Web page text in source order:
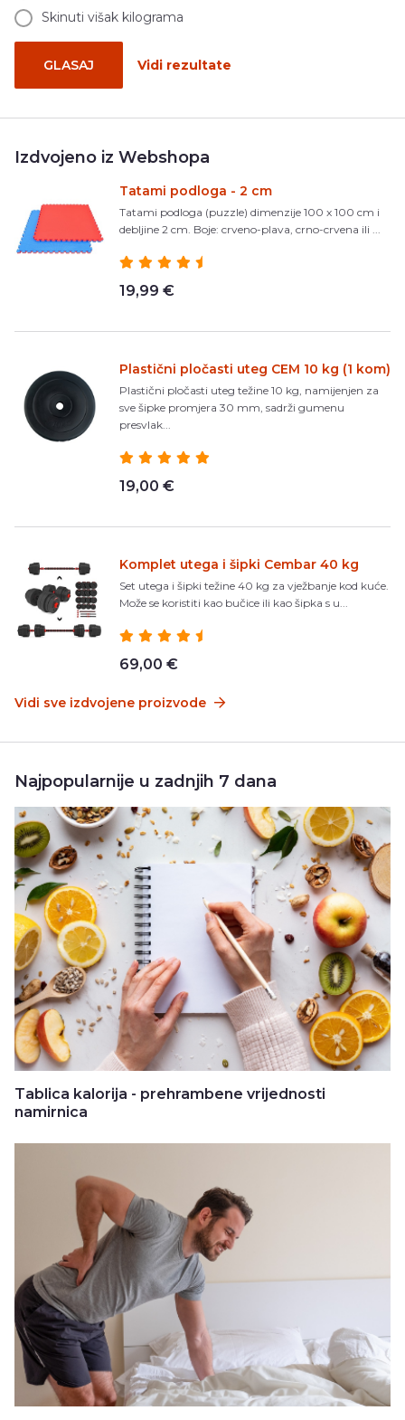
Skinuti višak kilograma
GLASAJ Vidi rezultate
Izdvojeno iz Webshopa
Tatami podloga - 2 cm
Tatami podloga (puzzle) dimenzije 100 x 100 cm i
debljine 2 cm. Boje: crveno-plava, crno-crvena ili ...
19,99 €
Plastični pločasti uteg CEM 10 kg (1 kom)
Plastični pločasti uteg težine 10 kg, namijenjen za
sve šipke promjera 30 mm, sadrži gumenu
presvlak...
19,00 €
Komplet utega i šipki Cembar 40 kg
Set utega i šipki težine 40 kg za vježbanje kod kuće.
Može se koristiti kao bučice ili kao šipka s u...
69,00 €
Vidi sve izdvojene proizvode
Najpopularnije u zadnjih 7 dana
Tablica kalorija - prehrambene vrijednosti
namirnica